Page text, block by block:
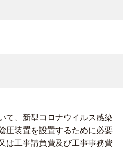
て、新型コロナウイルス感染
圧装置を設置するために必要
は工事請負費及び工事事務費